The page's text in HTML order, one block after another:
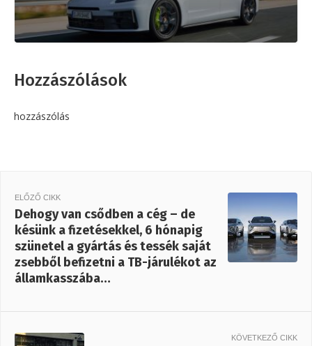
Hozzászólások
hozzászólás
ELŐZŐ CIKK
Dehogy van csődben a cég – de
késünk a fizetésekkel, 6 hónapig
szünetel a gyártás és tessék saját
zsebből befizetni a TB-járulékot az
államkasszába…
KÖVETKEZŐ CIKK